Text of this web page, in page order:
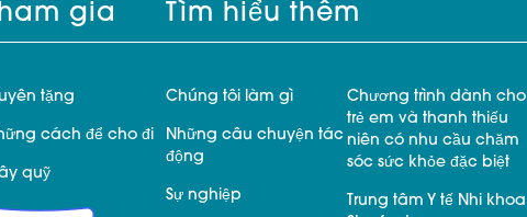
gia
tặng
cách để cho đi
quỹ
Tìm hiểu thêm
Chúng tôi làm gì
Những câu chuyện tác
động
Sự nghiệp
Chương trình dành cho
trẻ em và thanh thiếu
niên có nhu cầu chăm
sóc sức khỏe đặc biệt
Trung tâm Y tế Nhi khoa